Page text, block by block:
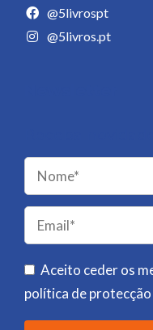
@5livrospt
@5livros.pt
Please
leave
this
field
empty.
Aceito ceder os
política de